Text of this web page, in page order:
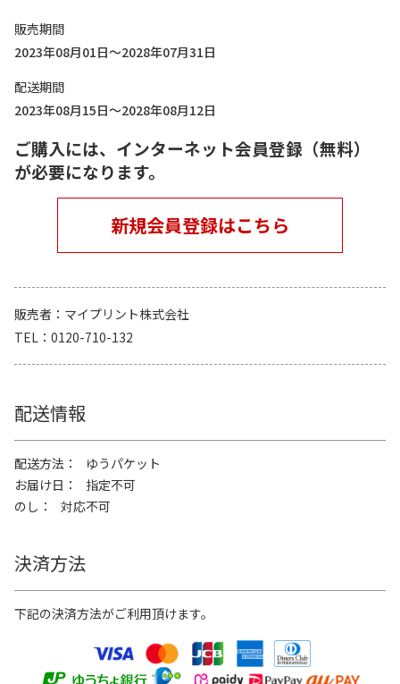
販売期間
2023年08月01日～2028年07月31日
配送期間
2023年08月15日～2028年08月12日
ご購入には、インターネット会員登録（無料）
が必要になります。
新規会員登録はこちら
販売者
マイプリント株式会社
TEL
0120-710-132
配送情報
配送方法
ゆうパケット
お届け日
指定不可
のし
対応不可
決済方法
下記の決済方法がご利用頂けます。